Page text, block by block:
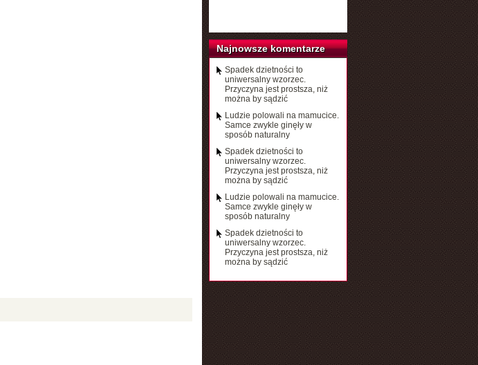
Najnowsze komentarze
Spadek dzietności to
uniwersalny wzorzec.
Przyczyna jest prostsza, niż
można by sądzić
Ludzie polowali na mamucice.
Samce zwykle ginęły w
sposób naturalny
Spadek dzietności to
uniwersalny wzorzec.
Przyczyna jest prostsza, niż
można by sądzić
Ludzie polowali na mamucice.
Samce zwykle ginęły w
sposób naturalny
Spadek dzietności to
uniwersalny wzorzec.
Przyczyna jest prostsza, niż
można by sądzić